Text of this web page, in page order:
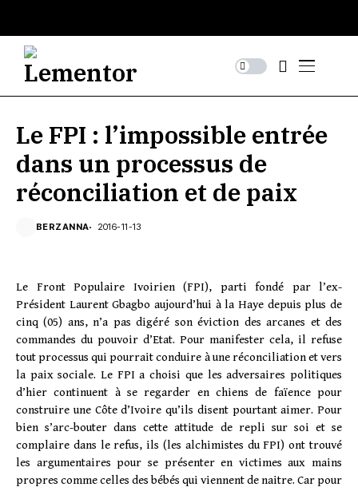
Le FPI : l’impossible entrée
dans un processus de
réconciliation et de paix
BERZANNA 2016-11-13
Le Front Populaire Ivoirien (FPI), parti fondé par l’ex-
Président Laurent Gbagbo aujourd’hui à la Haye depuis plus de
cinq (05) ans, n’a pas digéré son éviction des arcanes et des
commandes du pouvoir d’Etat. Pour manifester cela, il refuse
tout processus qui pourrait conduire à une réconciliation et vers
la paix sociale. Le FPI a choisi que les adversaires politiques
d’hier continuent à se regarder en chiens de faïence pour
construire une Côte d’Ivoire qu’ils disent pourtant aimer. Pour
bien s’arc-bouter dans cette attitude de repli sur soi et se
complaire dans le refus, ils (les alchimistes du FPI) ont trouvé
les argumentaires pour se présenter en victimes aux mains
propres comme celles des bébés qui viennent de naitre. Car pour